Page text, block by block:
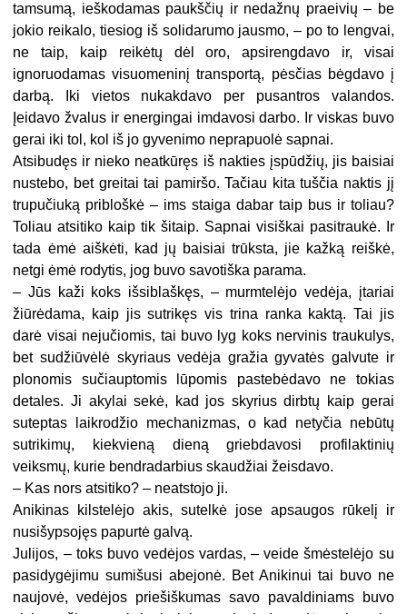
tamsumą, ieškodamas paukščių ir nedažnų praeivių – be
jokio reikalo, tiesiog iš solidarumo jausmo, – po to lengvai,
ne taip, kaip reikėtų dėl oro, apsirengdavo ir, visai
ignoruodamas visuomeninį transportą, pėsčias bėgdavo į
darbą. Iki vietos nukakdavo per pusantros valandos.
Įeidavo žvalus ir energingai imdavosi darbo. Ir viskas buvo
gerai iki tol, kol iš jo gyvenimo neprapuolė sapnai.
Atsibudęs ir nieko neatkūręs iš nakties įspūdžių, jis baisiai
nustebo, bet greitai tai pamiršo. Tačiau kita tuščia naktis jį
trupučiuką pribloškė – ims staiga dabar taip bus ir toliau?
Toliau atsitiko kaip tik šitaip. Sapnai visiškai pasitraukė. Ir
tada ėmė aiškėti, kad jų baisiai trūksta, jie kažką reiškė,
netgi ėmė rodytis, jog buvo savotiška parama.
– Jūs kaži koks išsiblaškęs, – murmtelėjo vedėja, įtariai
žiūrėdama, kaip jis sutrikęs vis trina ranka kaktą. Tai jis
darė visai nejučiomis, tai buvo lyg koks nervinis traukulys,
bet sudžiūvėlė skyriaus vedėja gražia gyvatės galvute ir
plonomis sučiauptomis lūpomis pastebėdavo ne tokias
detales. Ji akylai sekė, kad jos skyrius dirbtų kaip gerai
suteptas laikrodžio mechanizmas, o kad netyčia nebūtų
sutrikimų, kiekvieną dieną griebdavosi profilaktinių
veiksmų, kurie bendradarbius skaudžiai žeisdavo.
– Kas nors atsitiko? – neatstojo ji.
Anikinas kilstelėjo akis, sutelkė jose apsaugos rūkelį ir
nusišypsojęs papurtė galvą.
Julijos, – toks buvo vedėjos vardas, – veide šmėstelėjo su
pasidygėjimu sumišusi abejonė. Bet Anikinui tai buvo ne
naujovė, vedėjos priešiškumas savo pavaldiniams buvo